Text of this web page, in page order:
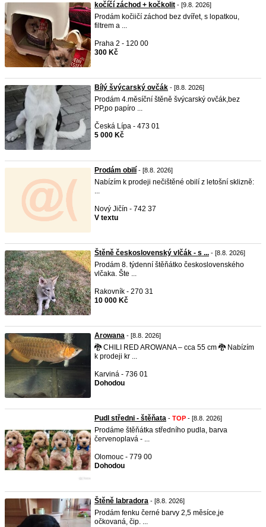
kočíčí záchod + kočkolit - [9.8. 2026]
Prodám kočiičí záchod bez dvířet, s lopatkou,
filtrem a ...
Praha 2 - 120 00
300 Kč
Bílý švýcarský ovčák - [8.8. 2026]
Prodám 4.měsíční štěně švýcarský ovčák,bez
PP,po papíro ...
Česká Lípa - 473 01
5 000 Kč
Prodám obilí - [8.8. 2026]
Nabízím k prodeji nečištěné obilí z letošní sklizně:
...
Nový Jičín - 742 37
V textu
Štěně československý vlčák - s ... - [8.8. 2026]
Prodám 8. týdenní štěňátko československého
vlčaka. Šte ...
Rakovník - 270 31
10 000 Kč
Arowana - [8.8. 2026]
🐉 CHILI RED AROWANA – cca 55 cm 🐉 Nabízím
k prodeji kr ...
Karviná - 736 01
Dohodou
Pudl středni - štěňata - TOP - [8.8. 2026]
Prodáme štěňátka středního pudla, barva
červenoplavá - ...
Olomouc - 779 00
Dohodou
Štěně labradora - [8.8. 2026]
Prodám fenku černé barvy 2,5 měsíce,je
očkovaná, čip. ...